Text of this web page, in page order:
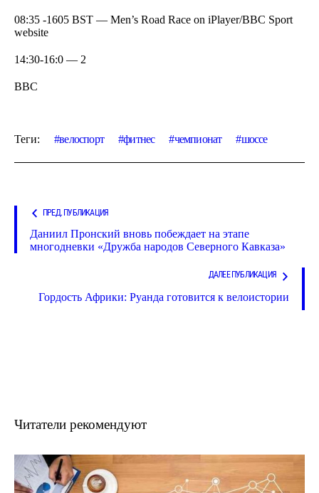
08:35 -1605 BST — Men’s Road Race on iPlayer/BBC Sport
website
14:30-16:0 — 2
BBC
Теги: велоспорт фитнес чемпионат шоссе
ПРЕД. ПУБЛИКАЦИЯ
Даниил Пронский вновь побеждает на этапе
многодневки «Дружба народов Северного Кавказа»
ДАЛЕЕ ПУБЛИКАЦИЯ
Гордость Африки: Руанда готовится к велоистории
Читатели рекомендуют